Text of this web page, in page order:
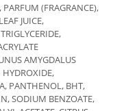
PARFUM (FRAGRANCE),
JUICE,
AMYGDALUS
PANTHENOL, BHT,
SODIUM BENZOATE,